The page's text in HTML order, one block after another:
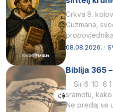
Crkva 8.
Guzmana,
Svojim
08.08.2026. ·
Biblija 365
Sir 6-10 6 1
sramotu,
Ne predaj se